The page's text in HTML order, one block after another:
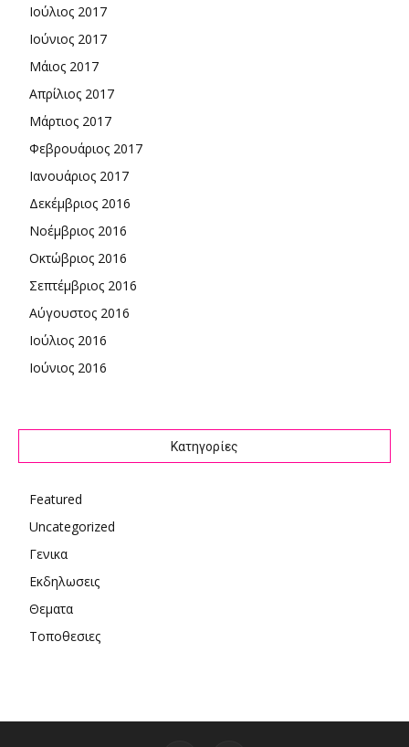
Ιούλιος 2017
Ιούνιος 2017
Μάιος 2017
Απρίλιος 2017
Μάρτιος 2017
Φεβρουάριος 2017
Ιανουάριος 2017
Δεκέμβριος 2016
Νοέμβριος 2016
Οκτώβριος 2016
Σεπτέμβριος 2016
Αύγουστος 2016
Ιούλιος 2016
Ιούνιος 2016
Kατηγορίες
Featured
Uncategorized
Γενικα
Εκδηλωσεις
Θεματα
Τοποθεσιες